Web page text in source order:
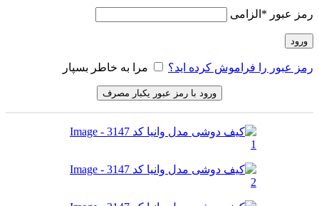
رمز عبور * الزامی
ورود
رمز عبور را فراموش کرده اید؟ مرا به خاطر بسپار
ورود با رمز عبور یکبار مصرف